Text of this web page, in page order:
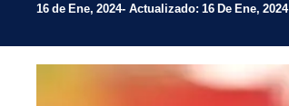
16 de Ene, 2024 Actualizado: 16 De Ene, 2024